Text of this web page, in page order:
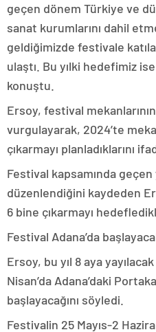
geçen dönem Türkiye ve
sanat kurumlarını dahil
geldiğimizde festivale
ulaştı. Bu yılki hedefimiz
konuştu.
Ersoy, festival mekanlarının
vurgulayarak, 2024’te
çıkarmayı planladıklarını
Festival kapsamında
düzenlendiğini kaydeden
6 bine çıkarmayı
Festival Adana’da
Ersoy, bu yıl 8 aya
Nisan’da Adana’daki
başlayacağını söyledi.
Festivalin 25 Mayıs-2